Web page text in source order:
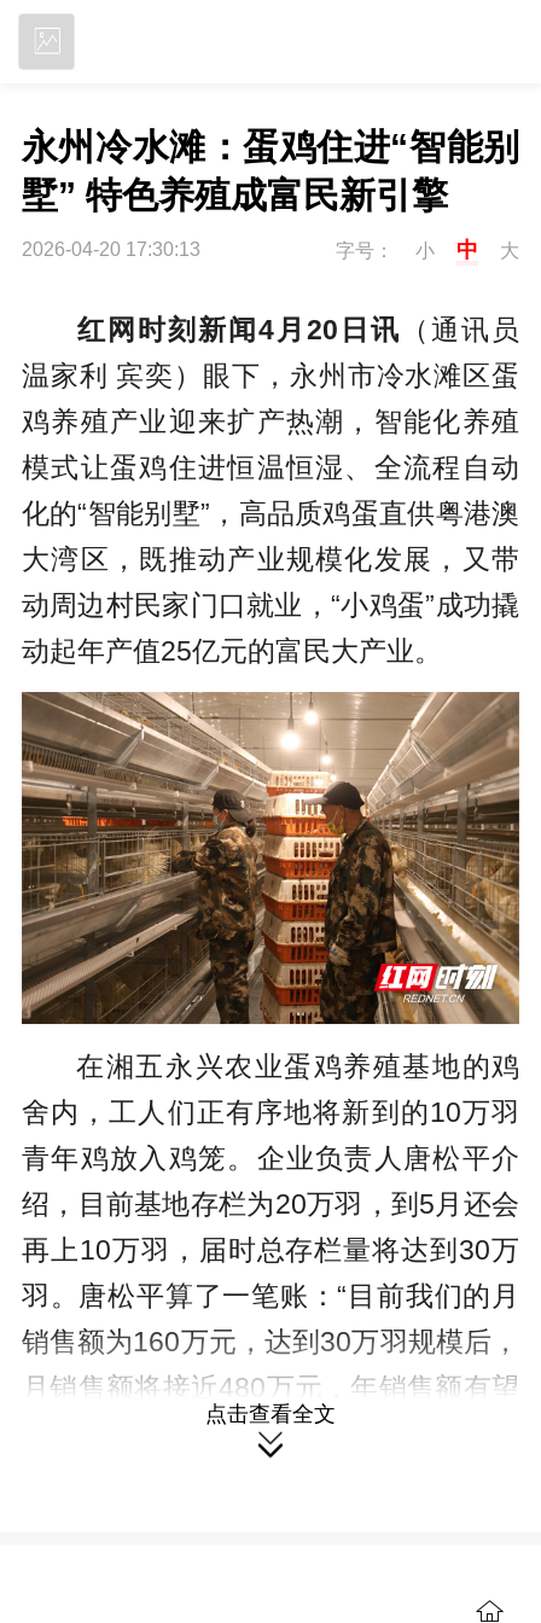
永州冷水滩：蛋鸡住进“智能别
墅” 特色养殖成富民新引擎
2026-04-20 17:30:13 字号： 小 中 大
红网时刻新闻4月20日讯 （通讯员
温家利 宾奕）眼下，永州市冷水滩区蛋
鸡养殖产业迎来扩产热潮，智能化养殖
模式让蛋鸡住进恒温恒湿、全流程自动
化的“智能别墅”，高品质鸡蛋直供粤港澳
大湾区，既推动产业规模化发展，又带
动周边村民家门口就业，“小鸡蛋”成功撬
动起年产值25亿元的富民大产业。
在湘五永兴农业蛋鸡养殖基地的鸡
舍内，工人们正有序地将新到的10万羽
青年鸡放入鸡笼。企业负责人唐松平介
绍，目前基地存栏为20万羽，到5月还会
再上10万羽，届时总存栏量将达到30万
羽。唐松平算了一笔账：“目前我们的月
销售额为160万元，达到30万羽规模后，
月销售额将接近480万元，年销售额有望
突破6000万元。”
点击查看全文
